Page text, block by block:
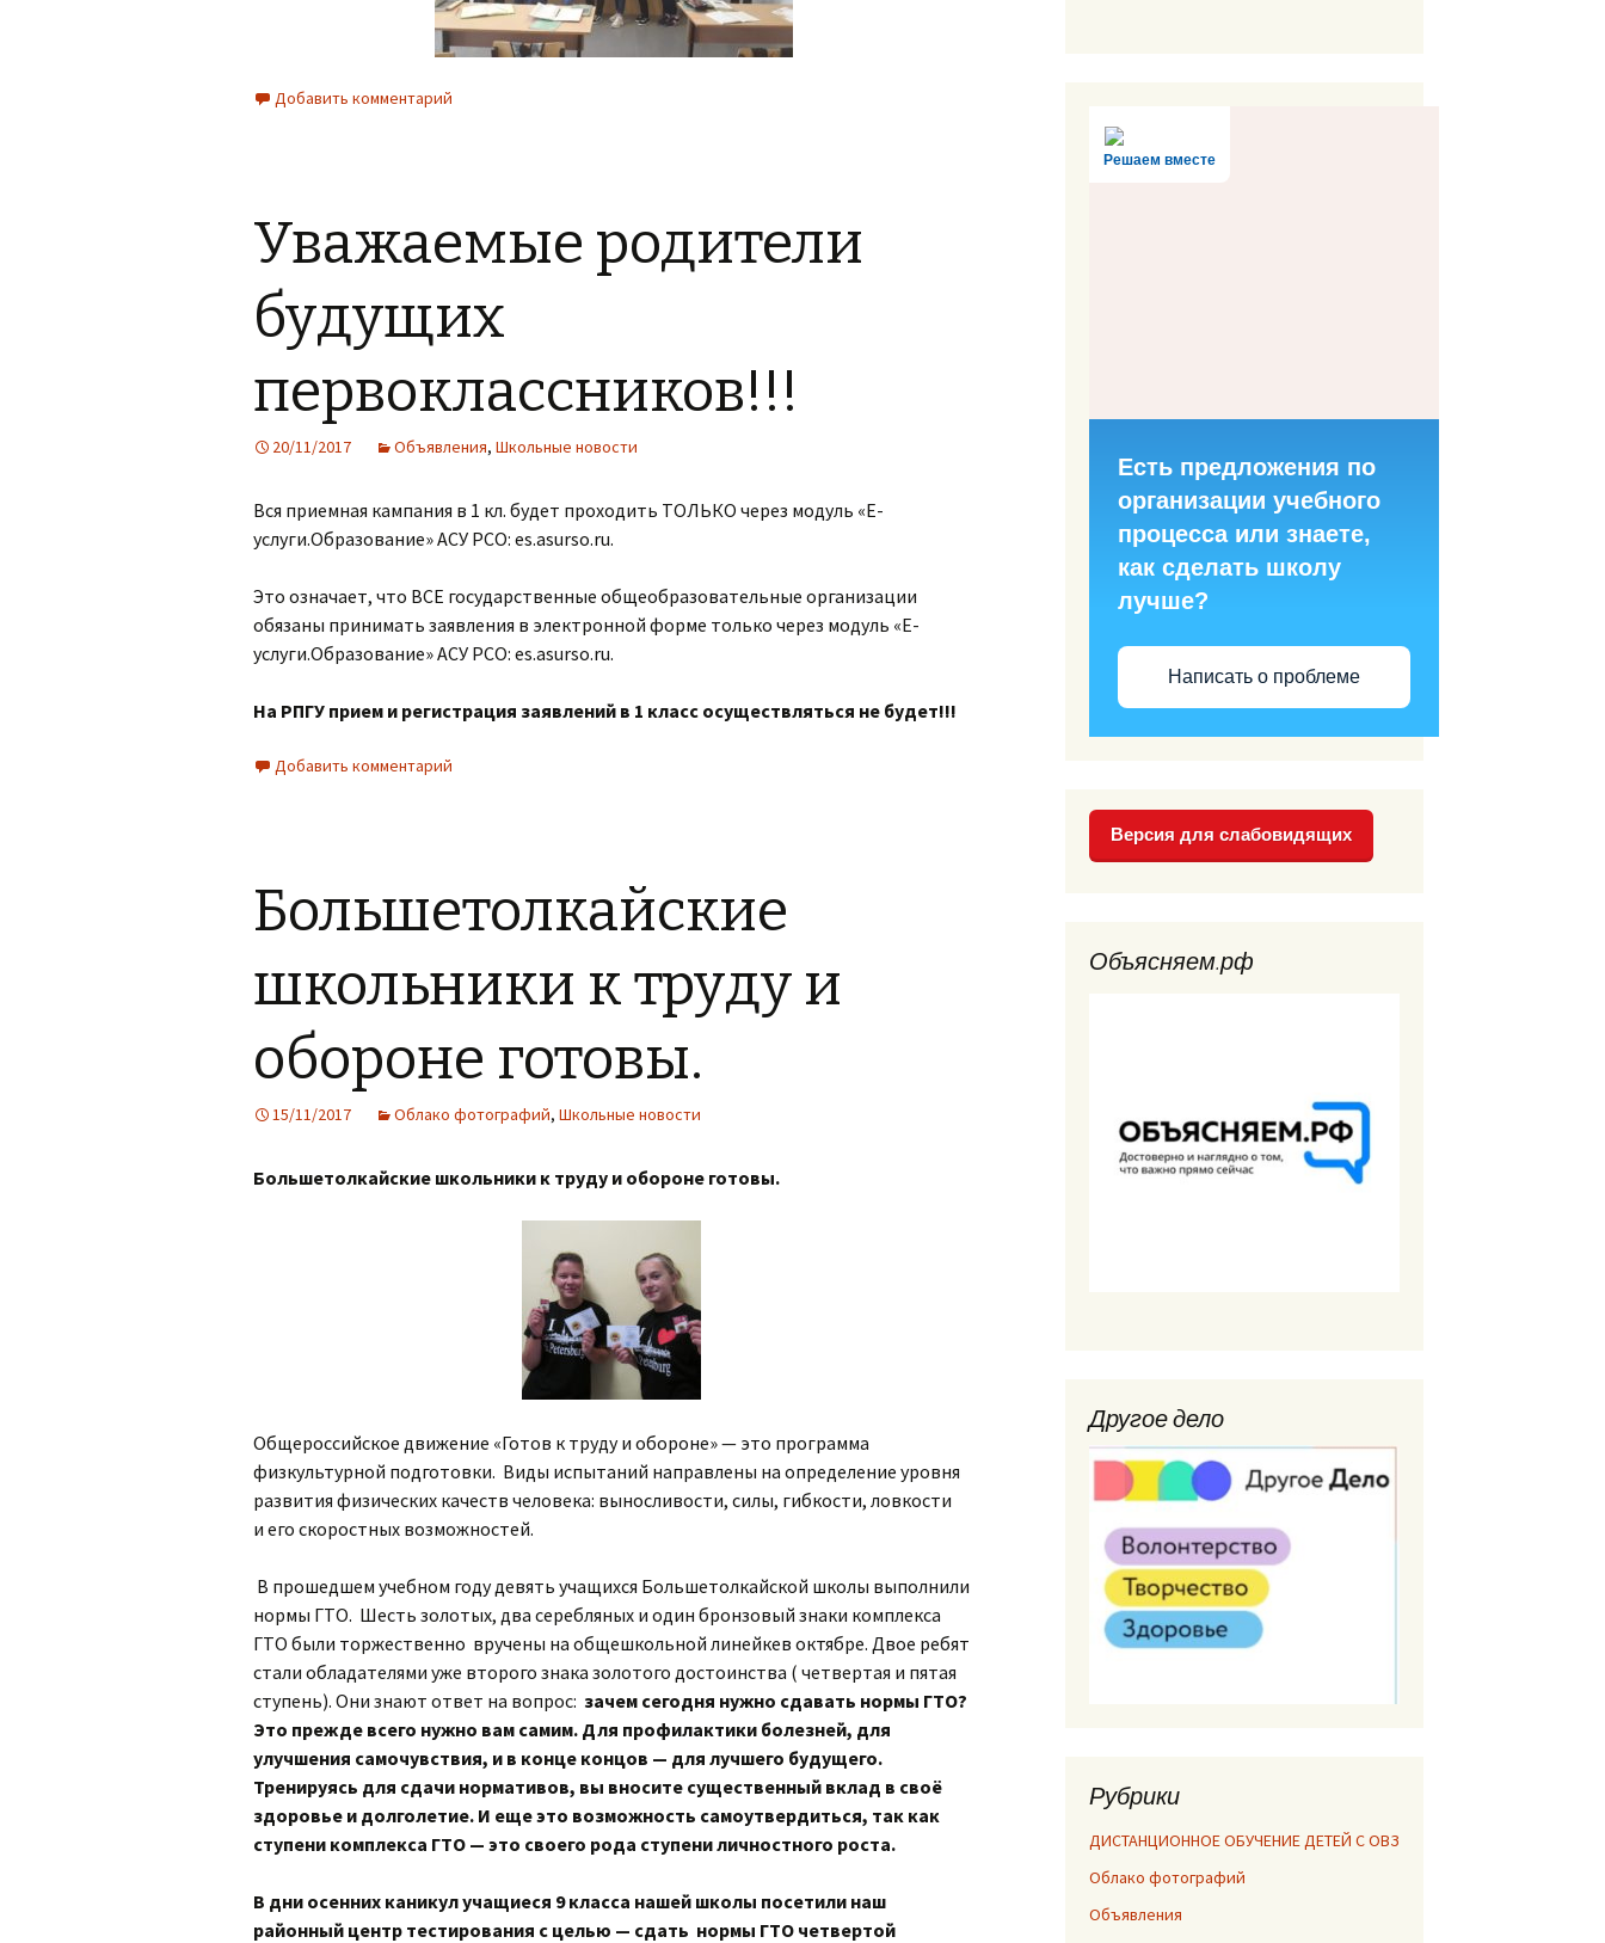
Добавить комментарий
Уважаемые родители
будущих
первоклассников!!!
20/11/2017 Объявления, Школьные новости
Вся приемная кампания в 1 кл. будет проходить ТОЛЬКО через модуль «Е-
услуги.Образование» АСУ РСО: es.asurso.ru.
Это означает, что ВСЕ государственные общеобразовательные организации
обязаны принимать заявления в электронной форме только через модуль «Е-
услуги.Образование» АСУ РСО: es.asurso.ru.
На РПГУ прием и регистрация заявлений в 1 класс осуществляться не будет!!!
Добавить комментарий
Большетолкайские
школьники к труду и
обороне готовы.
15/11/2017 Облако фотографий, Школьные новости
Большетолкайские школьники к труду и обороне готовы.
Общероссийское движение «Готов к труду и обороне» — это программа
физкультурной подготовки. Виды испытаний направлены на определение уровня
развития физических качеств человека: выносливости, силы, гибкости, ловкости
и его скоростных возможностей.
В прошедшем учебном году девять учащихся Большетолкайской школы выполнили
нормы ГТО. Шесть золотых, два серебляных и один бронзовый знаки комплекса
ГТО были торжественно вручены на общешкольной линейкев октябре. Двое ребят
стали обладателями уже второго знака золотого достоинства ( четвертая и пятая
ступень). Они знают ответ на вопрос: зачем сегодня нужно сдавать нормы ГТО?
Это прежде всего нужно вам самим. Для профилактики болезней, для
улучшения самочувствия, и в конце концов — для лучшего будущего.
Тренируясь для сдачи нормативов, вы вносите существенный вклад в своё
здоровье и долголетие. И еще это возможность самоутвердиться, так как
ступени комплекса ГТО — это своего рода ступени личностного роста.
В дни осенних каникул учащиеся 9 класса нашей школы посетили наш
районный центр тестирования с целью — сдать нормы ГТО четвертой
Решаем вместе
Есть предложения по
организации учебного
процесса или знаете,
как сделать школу
лучше?
Написать о проблеме
Версия для слабовидящих
Объясняем.рф
Другое дело
Рубрики
ДИСТАНЦИОННОЕ ОБУЧЕНИЕ ДЕТЕЙ С ОВЗ
Облако фотографий
Объявления